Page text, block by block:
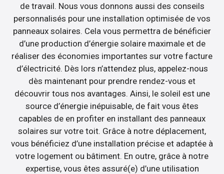
de travail. Nous vous donnons aussi des conseils
personnalisés pour une installation optimisée de vos
panneaux solaires. Cela vous permettra de bénéficier
d’une production d’énergie solaire maximale et de
réaliser des économies importantes sur votre facture
d’électricité. Dès lors n’attendez plus, appelez-nous
dès maintenant pour prendre rendez-vous et
découvrir tous nos avantages. Ainsi, le soleil est une
source d’énergie inépuisable, de fait vous êtes
capables de en profiter en installant des panneaux
solaires sur votre toit. Grâce à notre déplacement,
vous bénéficiez d’une installation précise et adaptée à
votre logement ou bâtiment. En outre, grâce à notre
expertise, vous êtes assuré(e) d’une utilisation